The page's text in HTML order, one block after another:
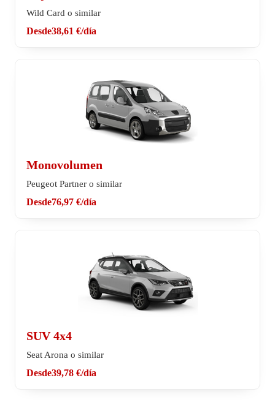
Wild Card o similar
Desde38,61 €/día
Monovolumen
Peugeot Partner o similar
Desde76,97 €/día
SUV 4x4
Seat Arona o similar
Desde39,78 €/día